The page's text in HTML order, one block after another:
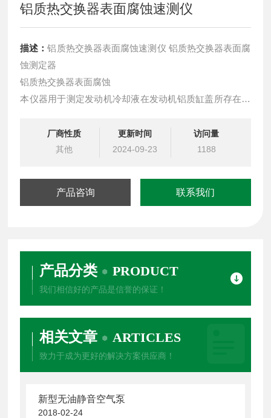
铝质热交换器表面腐蚀速测仪
描述：铝质热交换器表面腐蚀速测仪 铝质热交换器表面腐
蚀测定器
铝质热交换器表面腐蚀
本仪器用于测定发动机冷却液在发动机铝质缸盖所存在的
机冷却液。厂商性质
其他
更新时间
2024-09-23
访问量
1188
产品咨询 联系我们
产品分类 PRODUCT
我们相信好的产品是信誉的保证！
相关文章 ARTICLES
致力于成为更好的解决方案供应商！
新型无油静音空气泵
2018-02-24